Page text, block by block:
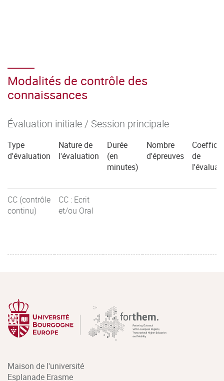
Modalités de contrôle des
connaissances
Évaluation initiale / Session principale
Type
d'évaluation
Nature de
l'évaluation
Durée
(en
minutes)
Nombre
d'épreuves
de
CC (contrôle
continu)
CC : Ecrit
et/ou Oral
Maison de l'université
Esplanade Erasme